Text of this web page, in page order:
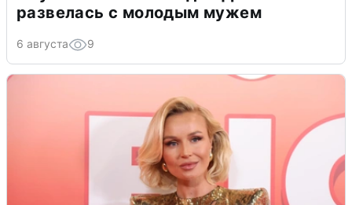
развелась с молодым мужем
6 августа 9